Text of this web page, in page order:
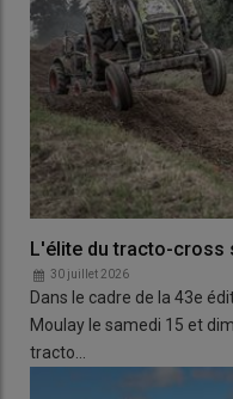
L'élite du tracto-cross
30 juillet 2026
Dans le cadre de la 43e
Moulay le samedi 15 et
tracto…